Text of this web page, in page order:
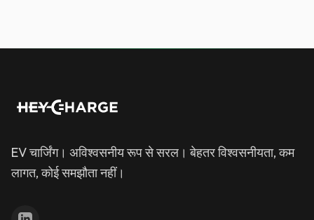
EV चार्जिंग। अविश्वसनीय रूप से सरल। बेहतर विश्वसनीयता, कम
लागत, कोई समझौता नहीं।